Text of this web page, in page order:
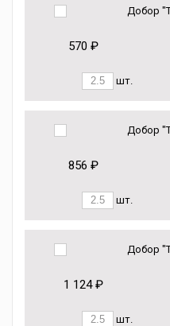
Добор
570 ₽
шт.
Добор
856 ₽
шт.
Добор
1 124 ₽
шт.